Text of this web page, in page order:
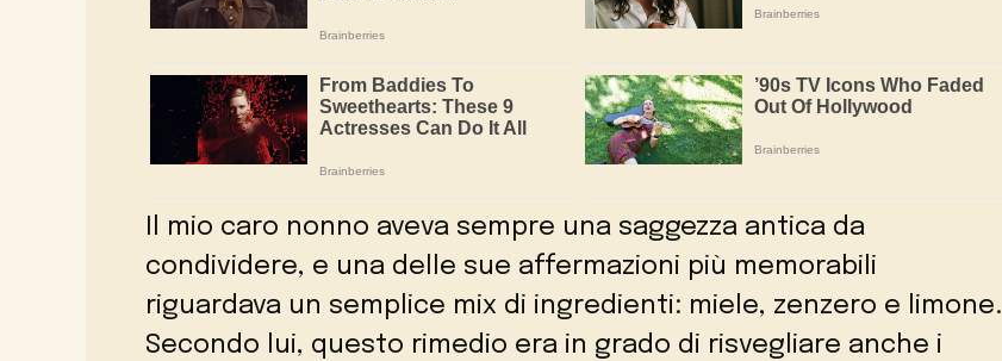
Il mio caro nonno aveva sempre una saggezza antica da
condividere, e una delle sue affermazioni più memorabili
riguardava un semplice mix di ingredienti: miele, zenzero e limone.
Secondo lui, questo rimedio era in grado di risvegliare anche i